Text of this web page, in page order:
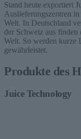
Stand heute exportiert
Auslieferungszentren
Welt. In Deutschland
der Schweiz aus
Welt. So werden kurze
gewährleistet.
Produkte des
Juice Technology